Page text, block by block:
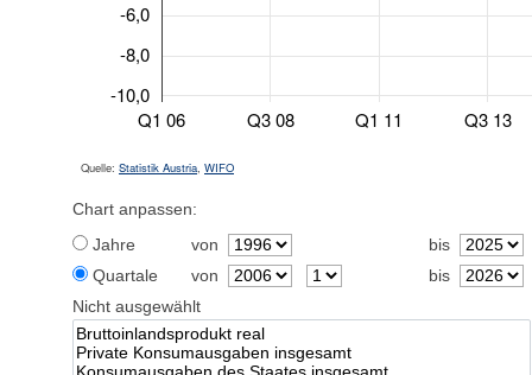
Q1 06 Q3 08 Q1 11 Q3 13
-10,0
-8,0
-6,0
Quelle: Statistik Austria, WIFO
Chart anpassen:
Jahre
von
bis
Quartale
von
bis
Nicht ausgewählt